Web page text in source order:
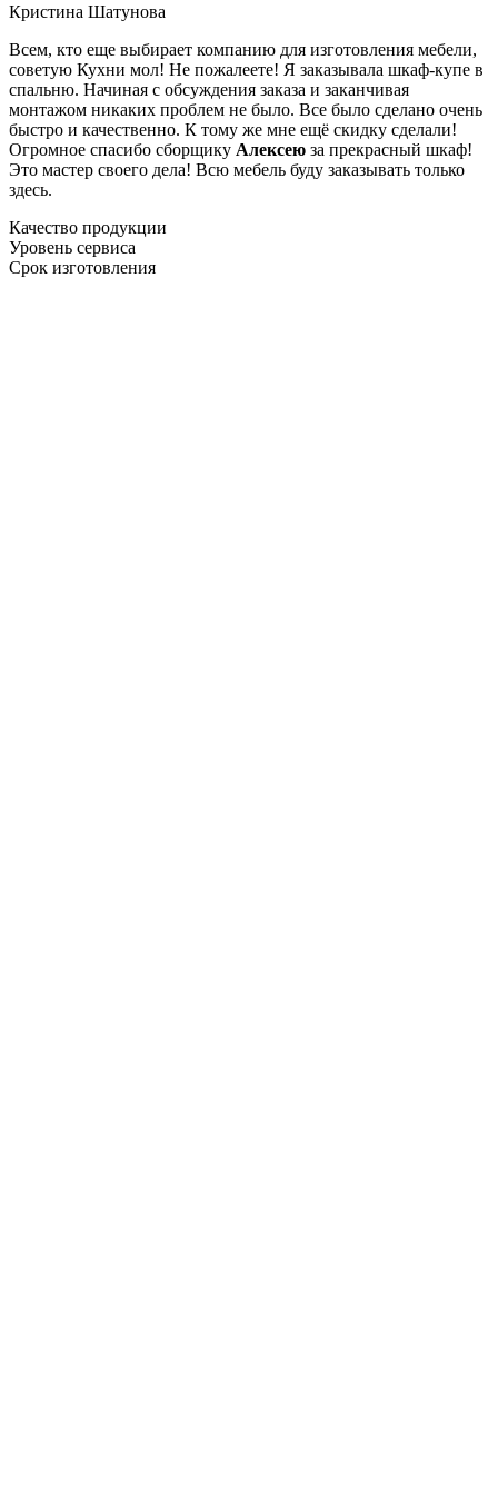
Кристина Шатунова
Всем, кто еще выбирает компанию для изготовления мебели,
советую Кухни мол! Не пожалеете! Я заказывала шкаф-купе в
спальню. Начиная с обсуждения заказа и заканчивая
монтажом никаких проблем не было. Все было сделано очень
быстро и качественно. К тому же мне ещё скидку сделали!
Огромное спасибо сборщику Алексею за прекрасный шкаф!
Это мастер своего дела! Всю мебель буду заказывать только
здесь.
Качество продукции
Уровень сервиса
Срок изготовления